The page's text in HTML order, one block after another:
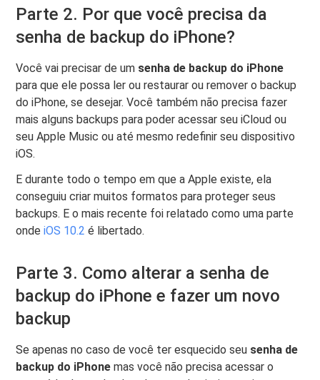
Parte 2. Por que você precisa da
senha de backup do iPhone?
Você vai precisar de um senha de backup do iPhone
para que ele possa ler ou restaurar ou remover o backup
do iPhone, se desejar. Você também não precisa fazer
mais alguns backups para poder acessar seu iCloud ou
seu Apple Music ou até mesmo redefinir seu dispositivo
iOS.
E durante todo o tempo em que a Apple existe, ela
conseguiu criar muitos formatos para proteger seus
backups. E o mais recente foi relatado como uma parte
onde iOS 10.2 é libertado.
Parte 3. Como alterar a senha de
backup do iPhone e fazer um novo
backup
Se apenas no caso de você ter esquecido seu senha de
backup do iPhone mas você não precisa acessar o